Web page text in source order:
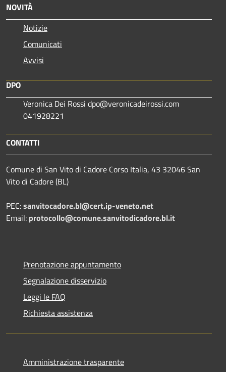
NOVITÀ
Notizie
Comunicati
Avvisi
DPO
Veronica Dei Rossi dpo@veronicadeirossi.com
041928221
CONTATTI
Comune di San Vito di Cadore Corso Italia, 43 32046 San
Vito di Cadore (BL)
PEC:sanvitocadore.bl@cert.ip-veneto.net
Email: protocollo@comune.sanvitodicadore.bl.it
Prenotazione appuntamento
Segnalazione disservizio
Leggi le FAQ
Richiesta assistenza
Amministrazione trasparente